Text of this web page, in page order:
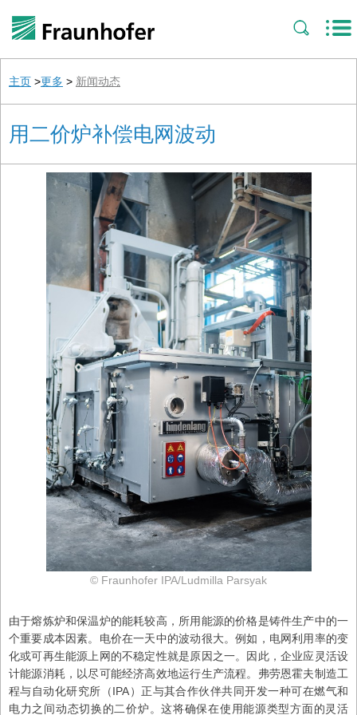
主页 >更多 > 新闻动态
用二价炉补偿电网波动
© Fraunhofer IPA/Ludmilla Parsyak
由于熔炼炉和保温炉的能耗较高，所用能源的价格是铸件生产中的一
个重要成本因素。电价在一天中的波动很大。例如，电网利用率的变
化或可再生能源上网的不稳定性就是原因之一。因此，企业应灵活设
计能源消耗，以尽可能经济高效地运行生产流程。弗劳恩霍夫制造工
程与自动化研究所（IPA）正与其合作伙伴共同开发一种可在燃气和
电力之间动态切换的二价炉。这将确保在使用能源类型方面的灵活